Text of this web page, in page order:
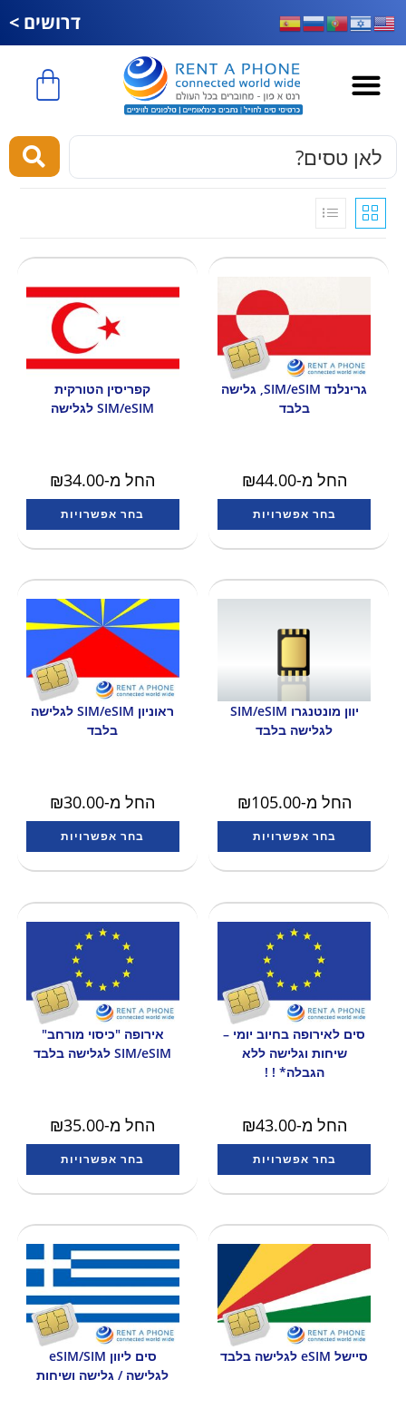
דרושים >
גרינלנד SIM/eSIM, גלישה
בלבד
החל מ- ₪44.00
בחר אפשרויות
קפריסין הטורקית
SIM/eSIM לגלישה
החל מ- ₪34.00
בחר אפשרויות
יוון מונטנגרו SIM/eSIM
לגלישה בלבד
החל מ- ₪105.00
בחר אפשרויות
ראוניון SIM/eSIM לגלישה
בלבד
החל מ- ₪30.00
בחר אפשרויות
סים לאירופה בחיוב יומי –
שיחות וגלישה ללא
הגבלה* ! !
החל מ- ₪43.00
בחר אפשרויות
אירופה "כיסוי מורחב"
SIM/eSIM לגלישה בלבד
החל מ- ₪35.00
בחר אפשרויות
סיישל eSIM לגלישה בלבד
סים ליוון eSIM/SIM
לגלישה / גלישה ושיחות